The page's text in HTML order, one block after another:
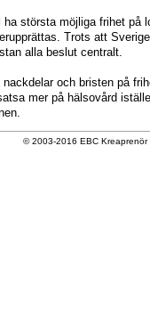
ha största möjliga frihet på
Trots att
alla beslut centralt.
nackdelar och bristen på
mer på hälsovård
© 2003-2016 EBC Kreaprenör